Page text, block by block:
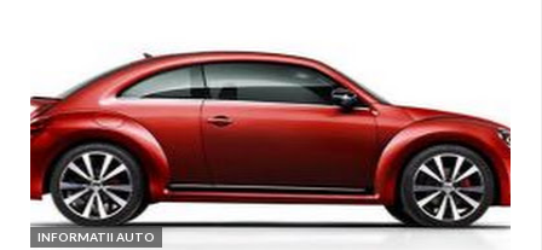
INFORMATII AUTO